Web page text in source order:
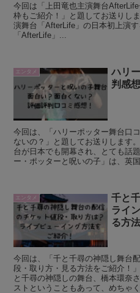
今回は「上田竜也主演舞台
枠もご紹介！」と題してお送りし
演舞台「AfterLife」の日本初上演す
「AfterLife」...
エンタメ
ハリ
判感
今回は、「ハリーポッター舞台口
ないの？」と題してお送りします
台が日本でも開幕され、とても話
ー・ポッターと呪いの子」は、英
エンタメ
千と
ライ
る方
今回は、「千と千尋の神隠し舞台
段・取り方・見る方法をご紹介！
と千尋の神隠しの舞台、橋本環奈
ストということもあって、めちゃ